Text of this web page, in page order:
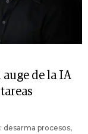
auge de la IA
desarma procesos,